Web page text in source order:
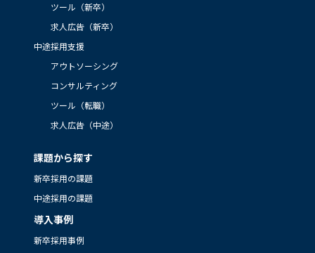
ツール（新卒）
求人広告（新卒）
中途採用支援
アウトソーシング
コンサルティング
ツール（転職）
求人広告（中途）
課題から探す
新卒採用の課題
中途採用の課題
導入事例
新卒採用事例